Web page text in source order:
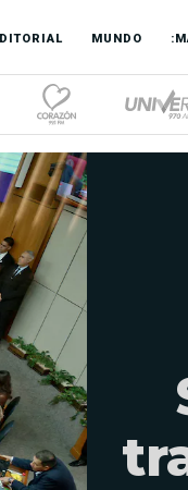
MUNDO